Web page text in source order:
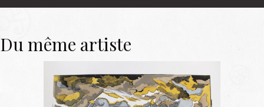
Du même artiste